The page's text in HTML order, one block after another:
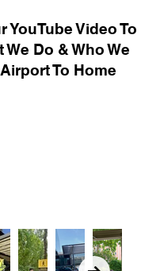
YouTube Video To
We Do & Who We
To Home